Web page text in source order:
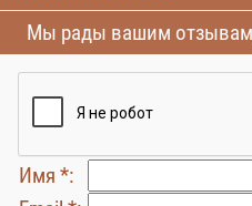
Мы рады вашим
Имя *: